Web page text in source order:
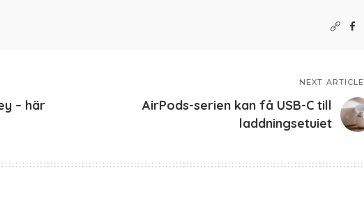
– här
NEXT ARTICLE
AirPods-serien kan få USB-C till
laddningsetuiet